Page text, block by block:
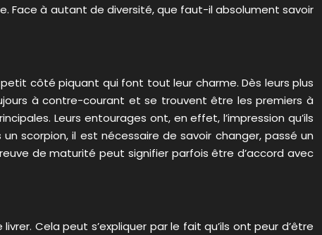
Face à autant de diversité, que faut-il absolument savoir
côté piquant qui font tout leur charme. Dès leurs plus
à contre-courant et se trouvent être les premiers à
Leurs entourages ont, en effet, l’impression qu’ils
scorpion, il est nécessaire de savoir changer, passé un
de maturité peut signifier parfois être d’accord avec
Cela peut s’expliquer par le fait qu’ils ont peur d’être